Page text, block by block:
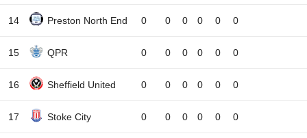
14 Preston North End 0 0 0 0 0 0
15 QPR 0 0 0 0 0 0
16 Sheffield United 0 0 0 0 0 0
17 Stoke City 0 0 0 0 0 0